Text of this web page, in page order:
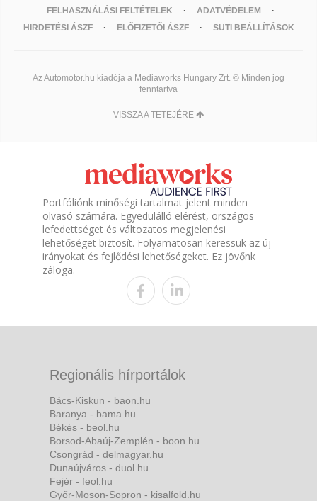
FELHASZNÁLÁSI FELTÉTELEK
ADATVÉDELEM
HIRDETÉSI ÁSZF
ELŐFIZETŐI ÁSZF SÜTI BEÁLLÍTÁSOK
Az Automotor.hu kiadója a Mediaworks Hungary Zrt. © Minden jog
fenntartva
VISSZA A TETEJÉRE
Portfóliónk minőségi tartalmat jelent minden
olvasó számára. Egyedülálló elérést, országos
lefedettséget és változatos megjelenési
lehetőséget biztosít. Folyamatosan keressük az új
irányokat és fejlődési lehetőségeket. Ez jövőnk
záloga.
Regionális hírportálok
Bács-Kiskun - baon.hu
Baranya - bama.hu
Békés - beol.hu
Borsod-Abaúj-Zemplén - boon.hu
Csongrád - delmagyar.hu
Dunaújváros - duol.hu
Fejér - feol.hu
Győr-Moson-Sopron - kisalfold.hu